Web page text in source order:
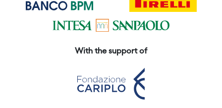
With the support of